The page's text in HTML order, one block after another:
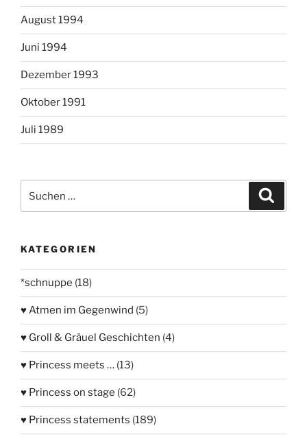
August 1994
Juni 1994
Dezember 1993
Oktober 1991
Juli 1989
nach:
KATEGORIEN
*schnuppe (18)
♥ Atmen im Gegenwind (5)
♥ Groll & Gräuel Geschichten (4)
♥ Princess meets … (13)
♥ Princess on stage (62)
♥ Princess statements (189)